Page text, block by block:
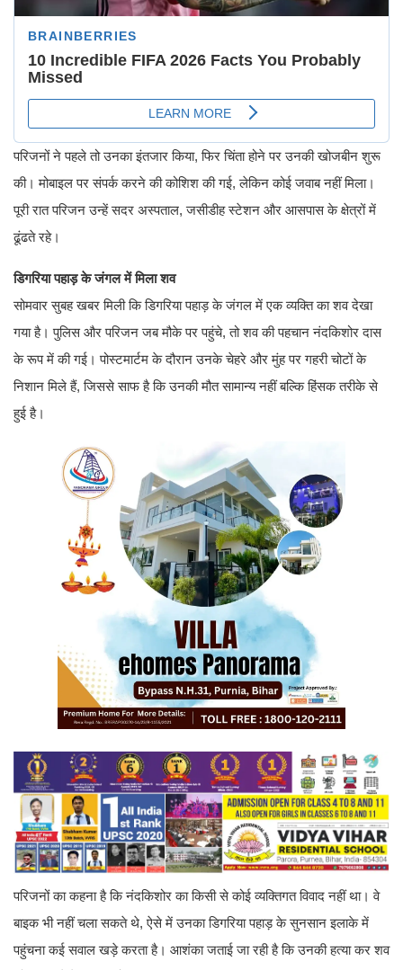
परिजनों ने पहले तो उनका इंतजार किया, फिर चिंता होने पर उनकी खोजबीन शुरू
की। मोबाइल पर संपर्क करने की कोशिश की गई, लेकिन कोई जवाब नहीं मिला।
पूरी रात परिजन उन्हें सदर अस्पताल, जसीडीह स्टेशन और आसपास के क्षेत्रों में
ढूंढते रहे।
डिगरिया पहाड़ के जंगल में मिला शव
सोमवार सुबह खबर मिली कि डिगरिया पहाड़ के जंगल में एक व्यक्ति का शव देखा
गया है। पुलिस और परिजन जब मौके पर पहुंचे, तो शव की पहचान नंदकिशोर दास
के रूप में की गई। पोस्टमार्टम के दौरान उनके चेहरे और मुंह पर गहरी चोटों के
निशान मिले हैं, जिससे साफ है कि उनकी मौत सामान्य नहीं बल्कि हिंसक तरीके से
हुई है।
परिजनों का कहना है कि नंदकिशोर का किसी से कोई व्यक्तिगत विवाद नहीं था। वे
बाइक भी नहीं चला सकते थे, ऐसे में उनका डिगरिया पहाड़ के सुनसान इलाके में
पहुंचना कई सवाल खड़े करता है। आशंका जताई जा रही है कि उनकी हत्या कर शव